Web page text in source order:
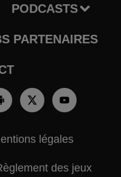
PODCASTS
PARTENAIRES
légales
des jeux